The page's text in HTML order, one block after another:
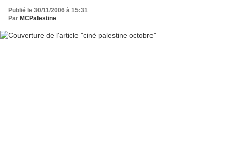
Publié le 30/11/2006 à 15:31
Par MCPalestine